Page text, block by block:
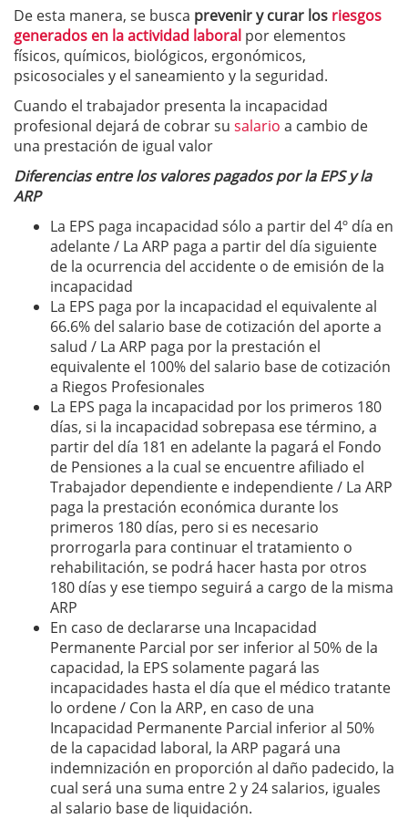
De esta manera, se busca prevenir y curar los riesgos
generados en la actividad laboral por elementos
físicos, químicos, biológicos, ergonómicos,
psicosociales y el saneamiento y la seguridad.
Cuando el trabajador presenta la incapacidad
profesional dejará de cobrar su salario a cambio de
una prestación de igual valor
Diferencias entre los valores pagados por la EPS y la
ARP
La EPS paga incapacidad sólo a partir del 4º día en
adelante / La ARP paga a partir del día siguiente
de la ocurrencia del accidente o de emisión de la
incapacidad
La EPS paga por la incapacidad el equivalente al
66.6% del salario base de cotización del aporte a
salud / La ARP paga por la prestación el
equivalente el 100% del salario base de cotización
a Riegos Profesionales
La EPS paga la incapacidad por los primeros 180
días, si la incapacidad sobrepasa ese término, a
partir del día 181 en adelante la pagará el Fondo
de Pensiones a la cual se encuentre afiliado el
Trabajador dependiente e independiente / La ARP
paga la prestación económica durante los
primeros 180 días, pero si es necesario
prorrogarla para continuar el tratamiento o
rehabilitación, se podrá hacer hasta por otros
180 días y ese tiempo seguirá a cargo de la misma
ARP
En caso de declararse una Incapacidad
Permanente Parcial por ser inferior al 50% de la
capacidad, la EPS solamente pagará las
incapacidades hasta el día que el médico tratante
lo ordene / Con la ARP, en caso de una
Incapacidad Permanente Parcial inferior al 50%
de la capacidad laboral, la ARP pagará una
indemnización en proporción al daño padecido, la
cual será una suma entre 2 y 24 salarios, iguales
al salario base de liquidación.